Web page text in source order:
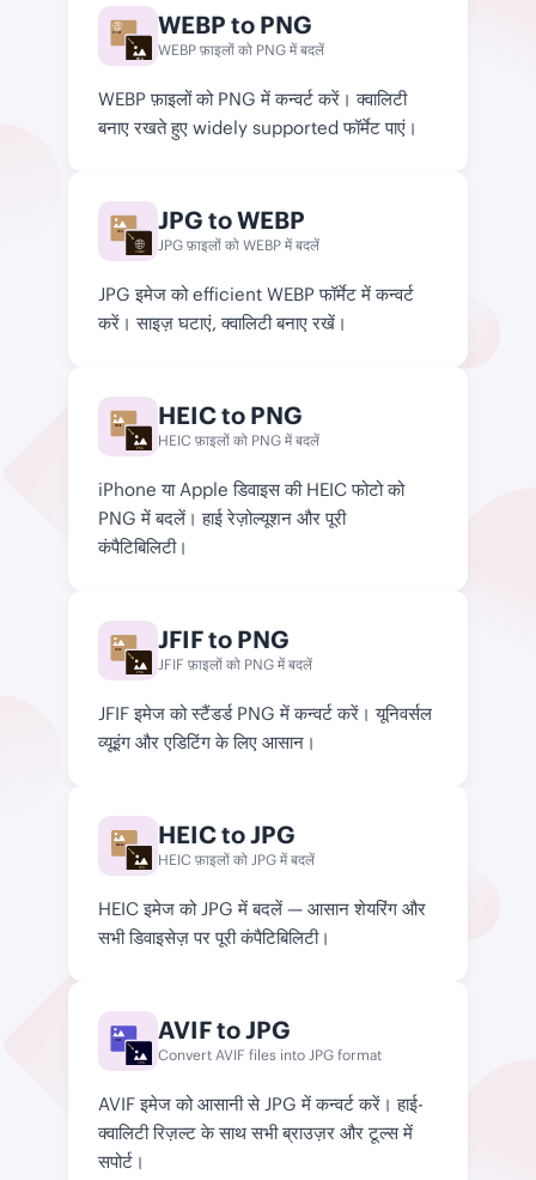
PNG
WEBP to PNG
WEBP फ़ाइलों को PNG में बदलें
WEBP फ़ाइलों को PNG में कन्वर्ट करें। क्वालिटी
बनाए रखते हुए widely supported फॉर्मेट पाएं।
WEBP
JPG JPG to WEBP
JPG फ़ाइलों को WEBP में बदलें
JPG इमेज को efficient WEBP फॉर्मेट में कन्वर्ट
करें। साइज़ घटाएं, क्वालिटी बनाए रखें।
PNG
HEIC to PNG
HEIC फ़ाइलों को PNG में बदलें
iPhone या Apple डिवाइस की HEIC फोटो को
PNG में बदलें। हाई रेज़ोल्यूशन और पूरी
कंपैटिबिलिटी।
PNG
JFIF to PNG
JFIF फ़ाइलों को PNG में बदलें
JFIF इमेज को स्टैंडर्ड PNG में कन्वर्ट करें। यूनिवर्सल
व्यूइंग और एडिटिंग के लिए आसान।
JPG
HEIC to JPG
HEIC फ़ाइलों को JPG में बदलें
HEIC इमेज को JPG में बदलें — आसान शेयरिंग और
सभी डिवाइसेज़ पर पूरी कंपैटिबिलिटी।
JPG
AVIF to JPG
Convert AVIF files into JPG format
AVIF इमेज को आसानी से JPG में कन्वर्ट करें। हाई-
क्वालिटी रिज़ल्ट के साथ सभी ब्राउज़र और टूल्स में
सपोर्ट।